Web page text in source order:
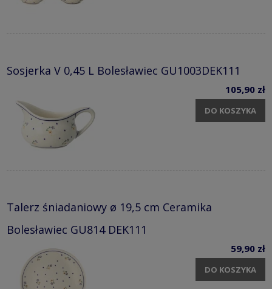
Sosjerka V 0,45 L Bolesławiec GU1003DEK111
105,90 zł
DO KOSZYKA
Talerz śniadaniowy ø 19,5 cm Ceramika
Bolesławiec GU814 DEK111
59,90 zł
DO KOSZYKA